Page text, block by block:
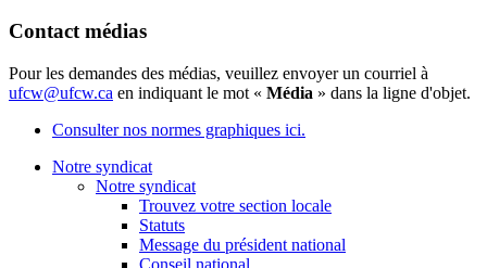
Contact médias
Pour les demandes des médias, veuillez envoyer un courriel à
ufcw@ufcw.ca en indiquant le mot « Média » dans la ligne d'objet.
Consulter nos normes graphiques ici.
Notre syndicat
Notre syndicat
Trouvez votre section locale
Statuts
Message du président national